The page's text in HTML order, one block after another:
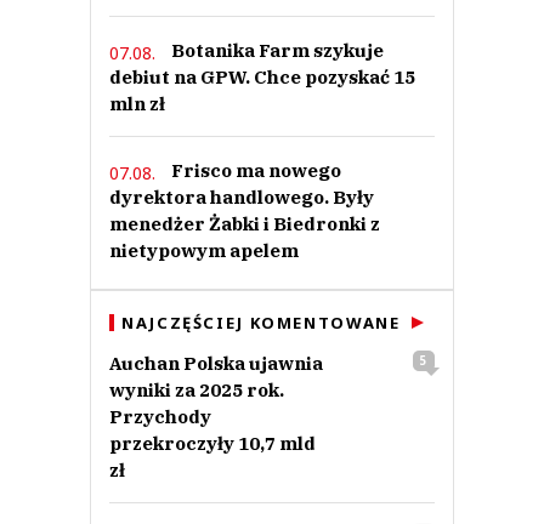
07.08.
Botanika Farm szykuje
debiut na GPW. Chce pozyskać 15
mln zł
07.08.
Frisco ma nowego
dyrektora handlowego. Były
menedżer Żabki i Biedronki z
nietypowym apelem
NAJCZĘŚCIEJ KOMENTOWANE
Auchan Polska ujawnia
wyniki za 2025 rok.
Przychody
przekroczyły 10,7 mld
zł
5